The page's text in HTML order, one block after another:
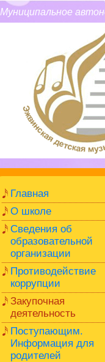
Муниципальное
Главная
О школе
Сведения об
образовательной
организации
Противодействие
коррупции
Закупочная
деятельность
Поступающим.
Информация для
родителей